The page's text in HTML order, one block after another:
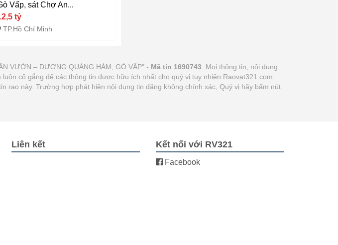
Vấp, sát Chợ An...
tỷ
TP.Hồ Chí Minh
VƯỜN – DƯƠNG QUẢNG HÀM, GÒ VẤP" - Mã tin 1690743 . Mọi thông tin, nội dung
cố gắng để các thông tin được hữu ích nhất cho quý vị tuy nhiên Raovat321.com
rao này. Trường hợp phát hiện nội dung tin đăng không chính xác, Quý vị hãy bấm nút
Liên kết Kết nối với RV321
Facebook